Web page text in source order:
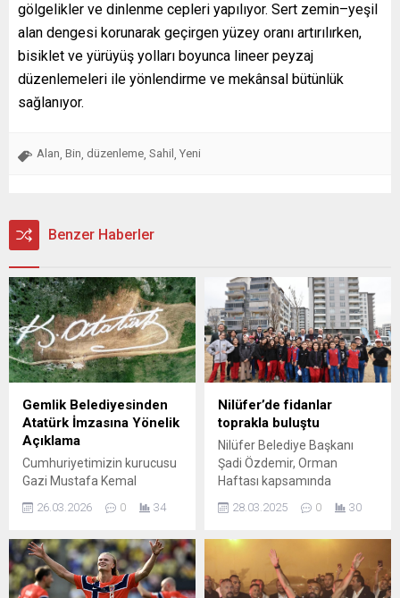
gölgelikler ve dinlenme cepleri yapılıyor. Sert zemin–yeşil
alan dengesi korunarak geçirgen yüzey oranı artırılırken,
bisiklet ve yürüyüş yolları boyunca lineer peyzaj
düzenlemeleri ile yönlendirme ve mekânsal bütünlük
sağlanıyor.
Alan, Bin, düzenleme, Sahil , Yeni
Benzer Haberler
Gemlik Belediyesinden
Atatürk İmzasına Yönelik
Açıklama
Cumhuriyetimizin kurucusu
Gazi Mustafa Kemal
olan saygımız
zarar verilmesine izin
verilmesi mümkün değildir.
Bugün bazı mecralarda yer
26.03.2026 0 34
Nilüfer’de fidanlar
toprakla buluştu
Nilüfer Belediye Başkanı
Şadi Özdemir, Orman
Haftası kapsamında
Mahallesi’nde fidan dikti. 9
düzenlenen etkinlikte, 4 bin
400 metrekarelik alan
ağaçlandırıldı. Nilüfer
28.03.2025 0 30